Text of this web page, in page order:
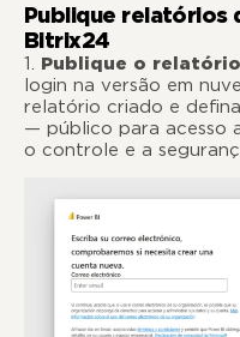
Publique relatórios
Bitrix24
1. Publique o
login na versão em
relatório criado e
— público para acesso
o controle e a